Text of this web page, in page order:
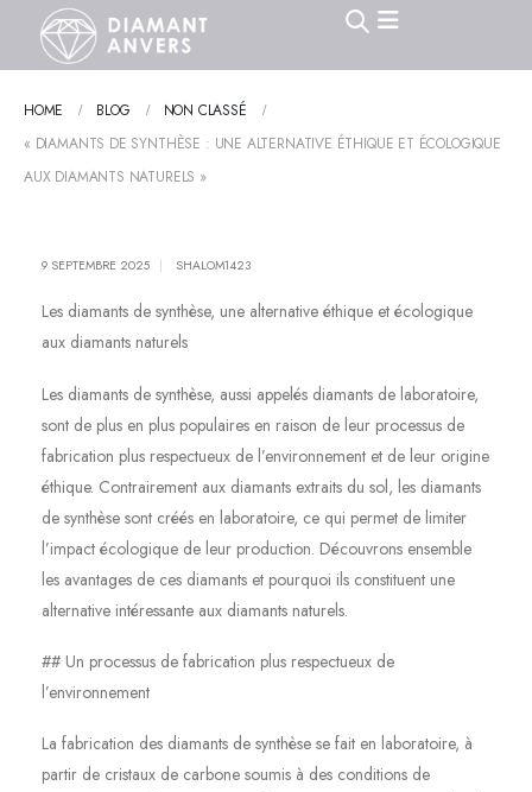
HOME BLOG
NON CLASSÉ
« DIAMANTS DE SYNTHÈSE : UNE ALTERNATIVE ÉTHIQUE ET ÉCOLOGIQUE
AUX DIAMANTS NATURELS »
9 SEPTEMBRE 2025 SHALOM1423
Les diamants de synthèse, une alternative éthique et écologique
aux diamants naturels
Les diamants de synthèse, aussi appelés diamants de laboratoire,
sont de plus en plus populaires en raison de leur processus de
fabrication plus respectueux de l’environnement et de leur origine
éthique. Contrairement aux diamants extraits du sol, les diamants
de synthèse sont créés en laboratoire, ce qui permet de limiter
l’impact écologique de leur production. Découvrons ensemble
les avantages de ces diamants et pourquoi ils constituent une
alternative intéressante aux diamants naturels.
## Un processus de fabrication plus respectueux de
l’environnement
La fabrication des diamants de synthèse se fait en laboratoire, à
partir de cristaux de carbone soumis à des conditions de